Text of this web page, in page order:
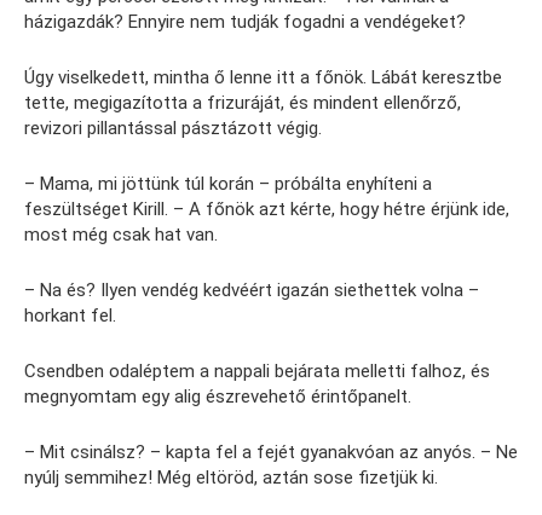
házigazdák? Ennyire nem tudják fogadni a vendégeket?
Úgy viselkedett, mintha ő lenne itt a főnök. Lábát keresztbe
tette, megigazította a frizuráját, és mindent ellenőrző,
revizori pillantással pásztázott végig.
– Mama, mi jöttünk túl korán – próbálta enyhíteni a
feszültséget Kirill. – A főnök azt kérte, hogy hétre érjünk ide,
most még csak hat van.
– Na és? Ilyen vendég kedvéért igazán siethettek volna –
horkant fel.
Csendben odaléptem a nappali bejárata melletti falhoz, és
megnyomtam egy alig észrevehető érintőpanelt.
– Mit csinálsz? – kapta fel a fejét gyanakvóan az anyós. – Ne
nyúlj semmihez! Még eltöröd, aztán sose fizetjük ki.